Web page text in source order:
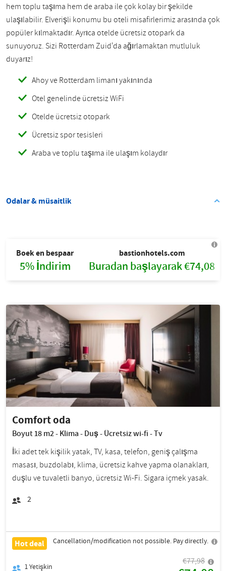
hem toplu taşıma hem de araba ile çok kolay bir şekilde
ulaşılabilir. Elverişli konumu bu oteli misafirlerimiz arasında çok
popüler kılmaktadır. Ayrıca otelde ücretsiz otopark da
sunuyoruz. Sizi Rotterdam Zuid'da ağırlamaktan mutluluk
duyarız!
Ahoy ve Rotterdam limanı yakınında
Otel genelinde ücretsiz WiFi
Otelde ücretsiz otopark
Ücretsiz spor tesisleri
Araba ve toplu taşıma ile ulaşım kolaydır
Odalar & müsaitlik
Boek en bespaar
5% İndirim
bastionhotels.com
Buradan başlayarak €74,08
Comfort oda
Boyut 18 m2 - Klima - Duş - Ücretsiz wi-fi - Tv
İki adet tek kişilik yatak, TV, kasa, telefon, geniş çalışma
masası, buzdolabı, klima, ücretsiz kahve yapma olanakları,
duşlu ve tuvaletli banyo, ücretsiz Wi-Fi. Sigara içmek yasak.
2
Hot deal Cancellation/modification not possible. Pay directly.
1Yetişkin
€77,98